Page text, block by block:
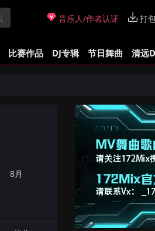
音乐人/作者认证 打
比赛作品 DJ专辑 节日舞曲 清远
8月